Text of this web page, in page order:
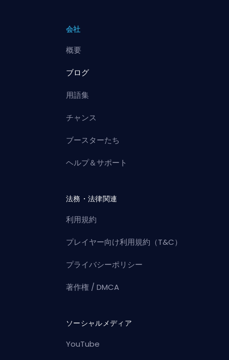
会社
概要
ブログ
用語集
チャンス
ブースターたち
ヘルプ＆サポート
法務・法律関連
利用規約
プレイヤー向け利用規約（T&C）
プライバシーポリシー
著作権 / DMCA
ソーシャルメディア
YouTube